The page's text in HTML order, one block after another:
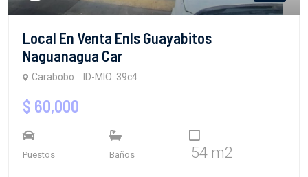
Local En Venta Enls Guayabitos
Naguanagua Car
Carabobo ID-MIO: 39c4
$ 60,000
Puestos Baños 54 m2